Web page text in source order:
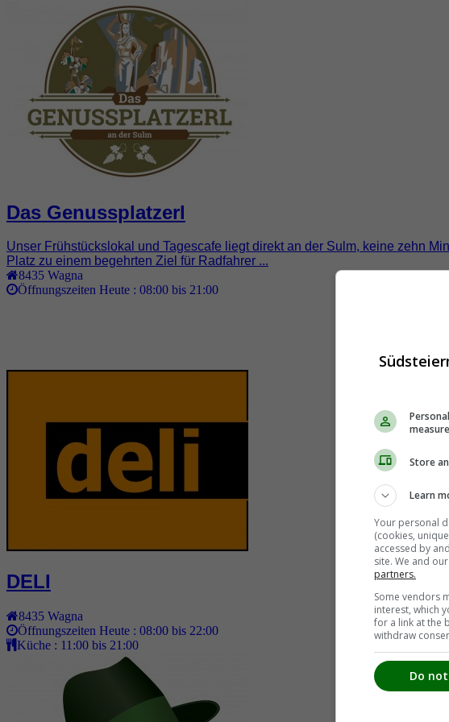
Das Genussplatzerl
Unser Frühstückslokal und Tagescafe liegt direkt an der Sulm, keine zehn
Platz zu einem begehrten Ziel für Radfahrer ...
8435 Wagna
Öffnungszeiten Heute : 08:00 bis 21:00
DELI
8435 Wagna
Öffnungszeiten Heute : 08:00 bis 22:00
Küche : 11:00 bis 21:00
Store
Learn
Your personal
(cookies,
accessed by
site. We and
partners.
Some vendors
interest, which
for a link at the
withdraw
Do